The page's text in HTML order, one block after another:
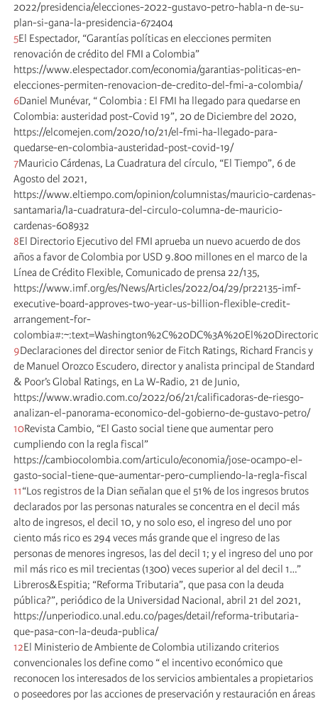
2022/presidencia/elecciones-2022-gustavo-petro-habla-n de-su-
plan-si-gana-la-presidencia-672404
5El Espectador, “Garantías políticas en elecciones permiten
renovación de crédito del FMI a Colombia”
https://www.elespectador.com/economia/garantias-politicas-en-
elecciones-permiten-renovacion-de-credito-del-fmi-a-colombia/
6Daniel Munévar, “ Colombia : El FMI ha llegado para quedarse en
Colombia: austeridad post-Covid 19”, 20 de Diciembre del 2020,
https://elcomejen.com/2020/10/21/el-fmi-ha-llegado-para-
quedarse-en-colombia-austeridad-post-covid-19/
7Mauricio Cárdenas, La Cuadratura del círculo, “El Tiempo”, 6 de
Agosto del 2021,
https://www.eltiempo.com/opinion/columnistas/mauricio-cardenas-
santamaria/la-cuadratura-del-circulo-columna-de-mauricio-
cardenas-608932
8El Directorio Ejecutivo del FMI aprueba un nuevo acuerdo de dos
años a favor de Colombia por USD 9.800 millones en el marco de la
Línea de Crédito Flexible, Comunicado de prensa 22/135,
https://www.imf.org/es/News/Articles/2022/04/29/pr22135-imf-
executive-board-approves-two-year-us-billion-flexible-credit-
arrangement-for-
9Declaraciones del director senior de Fitch Ratings, Richard Francis y
de Manuel Orozco Escudero, director y analista principal de Standard
& Poor’s Global Ratings, en La W-Radio, 21 de Junio,
https://www.wradio.com.co/2022/06/21/calificadoras-de-riesgo-
analizan-el-panorama-economico-del-gobierno-de-gustavo-petro/
10Revista Cambio, “El Gasto social tiene que aumentar pero
cumpliendo con la regla fiscal”
https://cambiocolombia.com/articulo/economia/jose-ocampo-el-
gasto-social-tiene-que-aumentar-pero-cumpliendo-la-regla-fiscal
11“Los registros de la Dian señalan que el 51% de los ingresos brutos
declarados por las personas naturales se concentra en el decil más
alto de ingresos, el decil 10, y no solo eso, el ingreso del uno por
ciento más rico es 294 veces más grande que el ingreso de las
personas de menores ingresos, las del decil 1; y el ingreso del uno por
mil más rico es mil trecientas (1300) veces superior al del decil 1…”
Libreros&Espitia; “Reforma Tributaria”, que pasa con la deuda
pública?”, periódico de la Universidad Nacional, abril 21 del 2021,
https://unperiodico.unal.edu.co/pages/detail/reforma-tributaria-
que-pasa-con-la-deuda-publica/
12El Ministerio de Ambiente de Colombia utilizando criterios
convencionales los define como “ el incentivo económico que
reconocen los interesados de los servicios ambientales a propietarios
o poseedores por las acciones de preservación y restauración en áreas